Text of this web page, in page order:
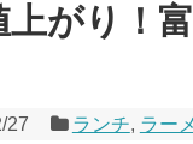
がり！
27 ランチ, ラー